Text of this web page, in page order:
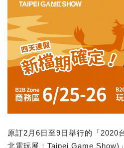
原訂2月6日至9日舉行的「2020
北電玩展；Taipei Game Show)